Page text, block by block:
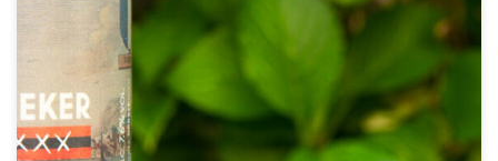
Ook het verhaal achter het bier zorgt voor de beleving van het
bier. En dat zit bij de IJsbreker wel goed. Deze tripel is
gebrouwen ter gelegenheid van de fusie […]